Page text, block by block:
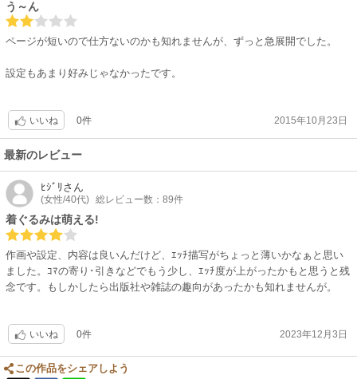
う～ん
ページが短いので仕方ないのかも知れませんが、ずっと急展開でした。
設定もあまり好みじゃなかったです。
いいね 0件 2015年10月23日
最新のレビュー
ﾋｼﾞﾘさん
(女性/40代) 総レビュー数：89件
着ぐるみは萌える!
作画や設定、内容は良いんだけど、ｴｯﾁ描写がちょっと薄いかなぁと思い
ました。ｺﾏの寄り･引きなどでもう少し、ｴｯﾁ度が上がったかもと思うと残
念です。もしかしたら出版社や雑誌の趣向があったかも知れませんが。
いいね 0件 2023年12月3日
この作品をシェアしよう